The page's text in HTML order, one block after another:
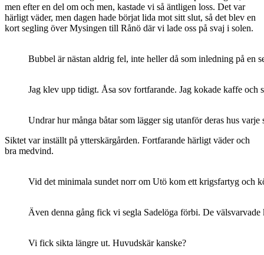
men efter en del om och men, kastade vi så äntligen loss. Det var
härligt väder, men dagen hade börjat lida mot sitt slut, så det blev en
kort segling över Mysingen till Rånö där vi lade oss på svaj i solen.
Bubbel är nästan aldrig fel, inte heller då som inledning på en
Jag klev upp tidigt. Åsa sov fortfarande. Jag kokade kaffe
Undrar hur många båtar som lägger sig utanför deras hus
Siktet var inställt på ytterskärgården. Fortfarande härligt väder och
bra medvind.
Vid det minimala sundet norr om Utö kom ett krigsfartyg och
Även denna gång fick vi segla Sadelöga förbi. De
Vi fick sikta längre ut. Huvudskär kanske?